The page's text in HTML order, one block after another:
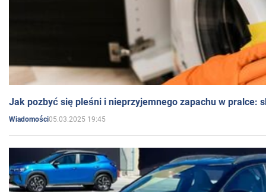
Jak pozbyć się pleśni i nieprzyjemnego zapachu w pralce:
Wiadomości05.03.2025 19:45